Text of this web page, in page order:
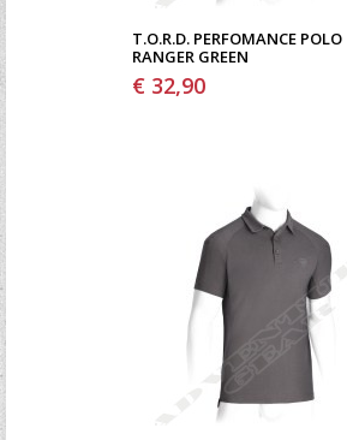
T.O.R.D. PERFOMANCE POLO
RANGER GREEN
€ 32,90